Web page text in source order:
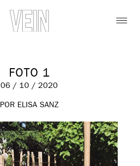
FOTO 1
06 / 10 / 2020
POR ELISA SANZ